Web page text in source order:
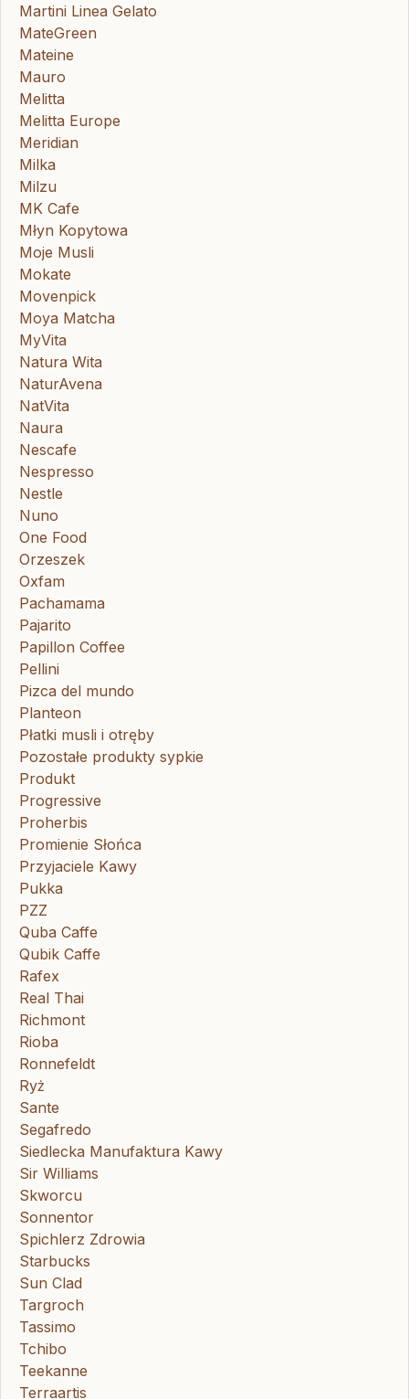
Martini Linea Gelato
MateGreen
Mateine
Mauro
Melitta
Melitta Europe
Meridian
Milka
Milzu
MK Cafe
Młyn Kopytowa
Moje Musli
Mokate
Movenpick
Moya Matcha
MyVita
Natura Wita
NaturAvena
NatVita
Naura
Nescafe
Nespresso
Nestle
Nuno
One Food
Orzeszek
Oxfam
Pachamama
Pajarito
Papillon Coffee
Pellini
Pizca del mundo
Planteon
Płatki musli i otręby
Pozostałe produkty sypkie
Produkt
Progressive
Proherbis
Promienie Słońca
Przyjaciele Kawy
Pukka
PZZ
Quba Caffe
Qubik Caffe
Rafex
Real Thai
Richmont
Rioba
Ronnefeldt
Ryż
Sante
Segafredo
Siedlecka Manufaktura Kawy
Sir Williams
Skworcu
Sonnentor
Spichlerz Zdrowia
Starbucks
Sun Clad
Targroch
Tassimo
Tchibo
Teekanne
Terraartis